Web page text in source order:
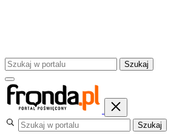
Szukaj
Szukaj